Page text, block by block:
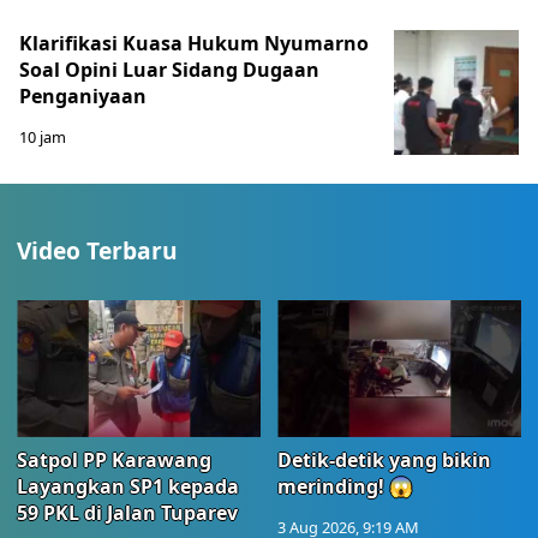
Klarifikasi Kuasa Hukum Nyumarno
Soal Opini Luar Sidang Dugaan
Penganiyaan
10 jam
Video Terbaru
Satpol PP Karawang
Layangkan SP1 kepada
59 PKL di Jalan Tuparev
Detik-detik yang bikin
merinding! 😱
3 Aug 2026, 9:19 AM